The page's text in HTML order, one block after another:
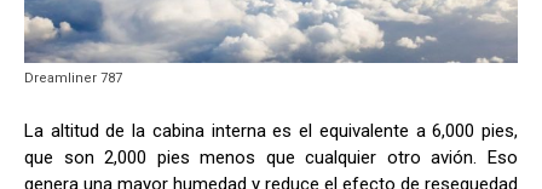
Dreamliner 787
La altitud de la cabina interna es el equivalente a 6,000 pies,
que son 2,000 pies menos que cualquier otro avión. Eso
genera una mayor humedad y reduce el efecto de resequedad